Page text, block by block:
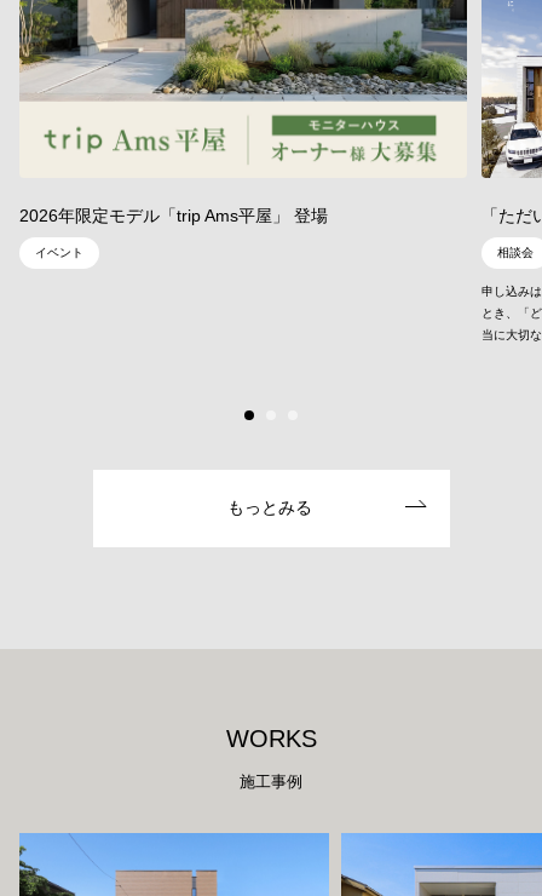
2026年限定モデル「trip Ams平屋」 登場
イベント
「た
相談会
申し込み
とき、「
当に大切
もっとみる
WORKS
施工事例